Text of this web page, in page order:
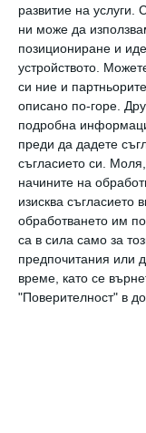
развитие на услуги.
ни може да
позициониране и
устройството.
си ние и
описано по-горе.
подробна
преди да дадете
съгласието си. Моля,
начините на
изисква съгласието
обработването им
са в сила само за
предпочитания или
време, като се
"Поверителност" в
5. „Един ми
ми са твърде
много малки.
игра!“